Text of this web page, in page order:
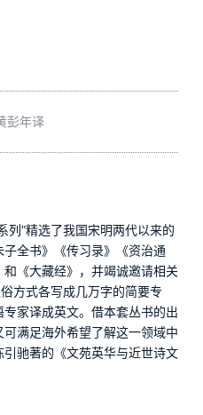
彭年译
列”精选了我国宋明两代以来的
全书》《传习录》《资治通
《大藏经》，并竭诚邀请相关
方式各写成几万字的简要专
家译成英文。借本套丛书的出
满足海外希望了解这一领域中
驰著的《文苑英华与近世诗文